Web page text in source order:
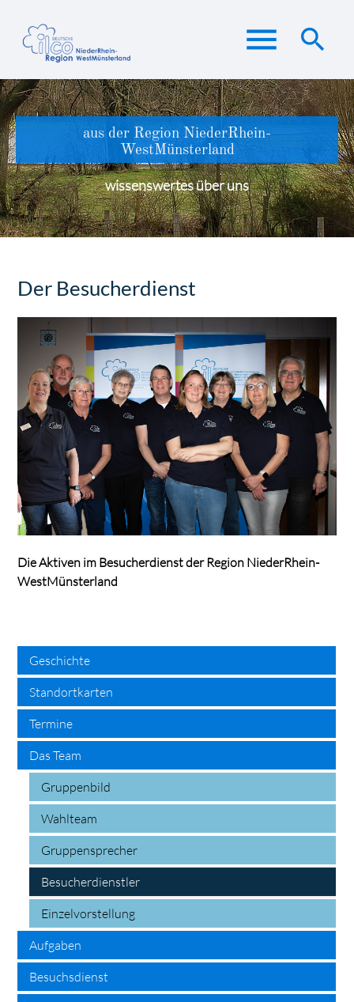
menu search
Suchbegriffe SUCHEN
aus der Region NiederRhein-
WestMünsterland
wissenswertes über uns
Der Besucherdienst
Die Aktiven im Besucherdienst der Region NiederRhein-
WestMünsterland
Geschichte
Standortkarten
Termine
Das Team
Gruppenbild
Wahlteam
Gruppensprecher
Besucherdienstler
Einzelvorstellung
Aufgaben
Besuchsdienst
search